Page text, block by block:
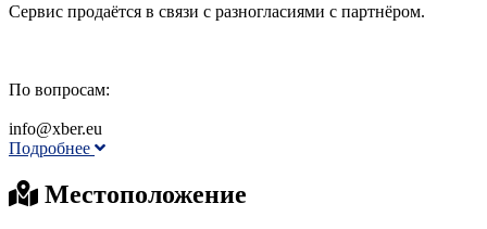
Сервис продаётся в связи с разногласиями с партнёром.
По вопросам:
info@xber.eu
Подробнее
Местоположение